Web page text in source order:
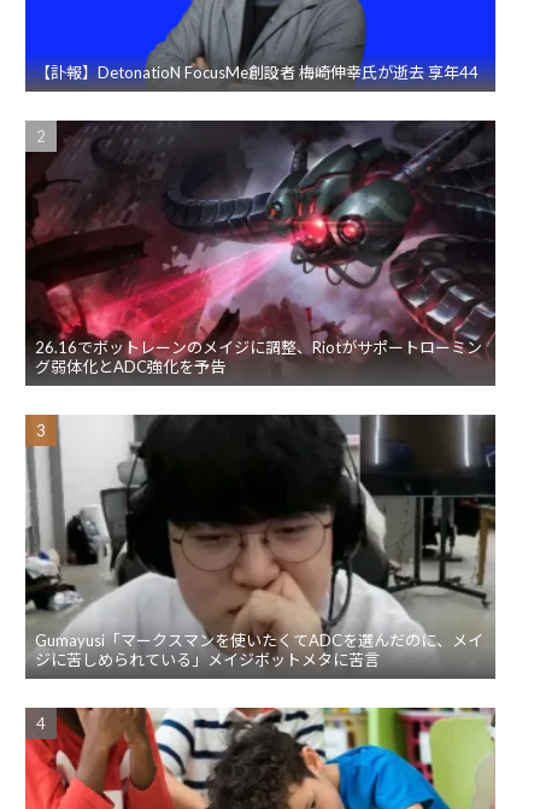
【訃報】DetonatioN FocusMe創設者 梅崎伸幸氏が逝去 享年44
26.16でボットレーンのメイジに調整、Riotがサポートローミン
グ弱体化とADC強化を予告
Gumayusi「マークスマンを使いたくてADCを選んだのに、メイ
ジに苦しめられている」メイジボットメタに苦言